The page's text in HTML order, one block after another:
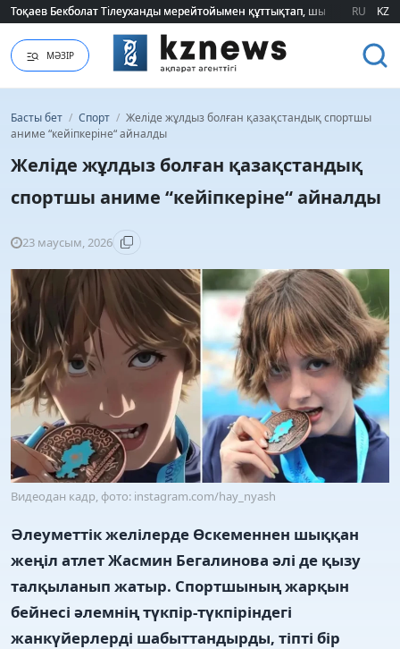
Тоқаев Бекболат Тілеуханды мерейтойымен құттықтап, шығармашылық
Тоқаев Бекболат Тілеуханды мерейтойымен құттықтап, шығармашылық
RU KZ
МӘЗІР
Басты бет / Спорт / Желіде жұлдыз болған қазақстандық спортшы
аниме “кейіпкеріне“ айналды
Желіде жұлдыз болған қазақстандық
спортшы аниме “кейіпкеріне“ айналды
23 маусым, 2026
Видеодан кадр, фото: instagram.com/hay_nyash
Әлеуметтік желілерде Өскеменнен шыққан
жеңіл атлет Жасмин Бегалинова әлі де қызу
талқыланып жатыр. Спортшының жарқын
бейнесі әлемнің түкпір-түкпіріндегі
жанкүйерлерді шабыттандырды, тіпті бір